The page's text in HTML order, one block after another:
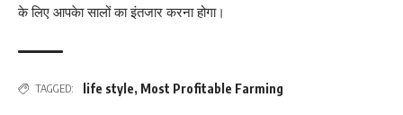
के लिए आपकेा सालों का इंतजार करना होगा।
TAGGED: life style, Most Profitable Farming